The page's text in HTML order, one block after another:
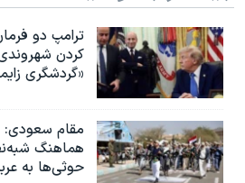
ترامپ دو
کردن
«گردشگری
مقام سعودی:
هماهنگ
حوثی‌ها به